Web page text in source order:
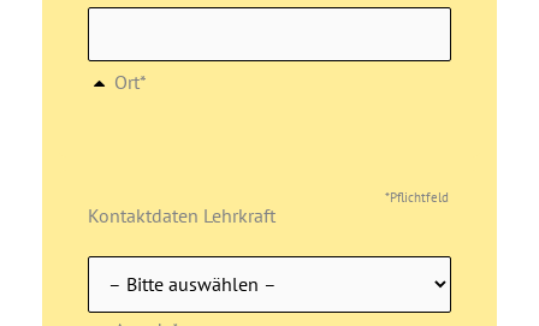
Ort*
*Pflichtfeld
Kontaktdaten Lehrkraft